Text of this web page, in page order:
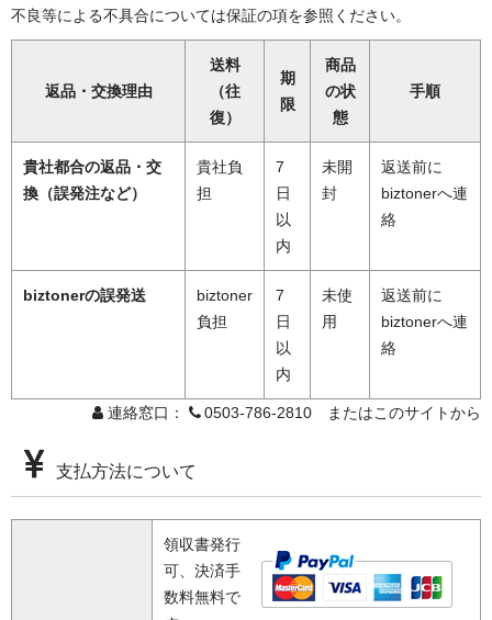
不良等による不具合については保証の項を参照ください。
返品・交換理由
送料
（往
復）
期
限
商品
の状
態
手順
貴社都合の返品・交
換（誤発注など）
貴社負
担
7
日
以
内
未開
封
返送前に
biztonerへ連
絡
biztonerの誤発送
biztoner
負担
7
日
以
内
未使
用
返送前に
biztonerへ連
絡
連絡窓口： 0503-786-2810 またはこのサイトから
支払方法について
領収書発行
可、決済手
数料無料で